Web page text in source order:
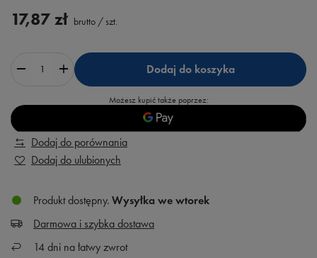
17,87 zł brutto / szt.
Dodaj do koszyka
Możesz kupić także poprzez:
Dodaj do porównania
Dodaj do ulubionych
Produkt dostępny Wysyłka we wtorek
Darmowa i szybka dostawa
14 dni na łatwy zwrot